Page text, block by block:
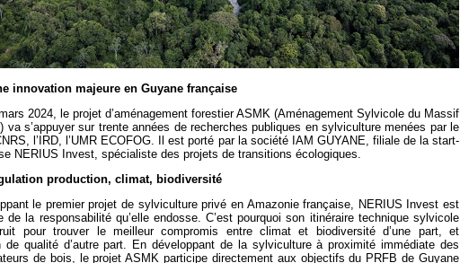
innovation majeure en Guyane française
2024, le projet d’aménagement forestier ASMK (Aménagement Sylvicole du Massif
va s’appuyer sur trente années de recherches publiques en sylviculture menées par le
l’IRD, l’UMR ECOFOG. Il est porté par la société IAM GUYANE, filiale de la start-
NERIUS Invest, spécialiste des projets de transitions écologiques.
production, climat, biodiversité
le premier projet de sylviculture privé en Amazonie française, NERIUS Invest est
de la responsabilité qu’elle endosse. C’est pourquoi son itinéraire technique sylvicole
pour trouver le meilleur compromis entre climat et biodiversité d’une part, et
de qualité d’autre part. En développant de la sylviculture à proximité immédiate des
de bois, le projet ASMK participe directement aux objectifs du PRFB de Guyane